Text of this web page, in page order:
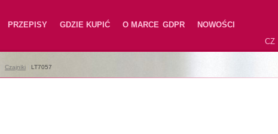
PRZEPISY GDZIE KUPIĆ O MARCE GDPR
NOWOŚCI
CZ
Czajniki LT7057